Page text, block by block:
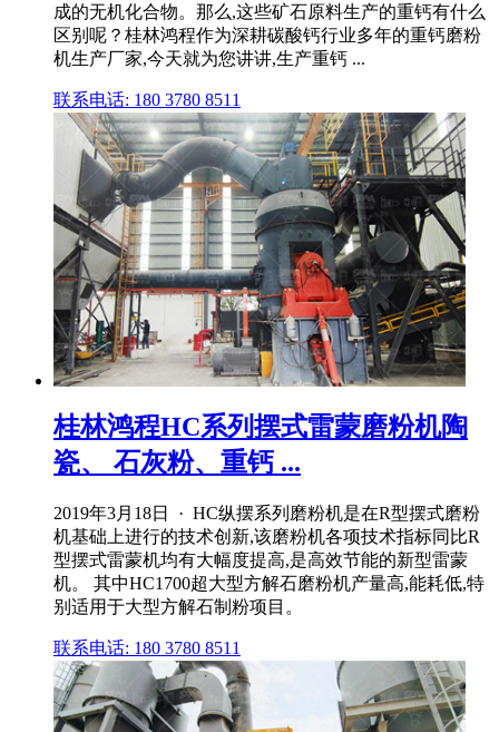
成的无机化合物。那么,这些矿石原料生产的重钙有什么
区别呢？桂林鸿程作为深耕碳酸钙行业多年的重钙磨粉
机生产厂家,今天就为您讲讲,生产重钙 ...
联系电话: 180 3780 8511
桂林鸿程HC系列摆式雷蒙磨粉机陶
瓷、 石灰粉、重钙 ...
2019年3月18日 · HC纵摆系列磨粉机是在R型摆式磨粉
机基础上进行的技术创新,该磨粉机各项技术指标同比R
型摆式雷蒙机均有大幅度提高,是高效节能的新型雷蒙
机。 其中HC1700超大型方解石磨粉机产量高,能耗低,特
别适用于大型方解石制粉项目。
联系电话: 180 3780 8511